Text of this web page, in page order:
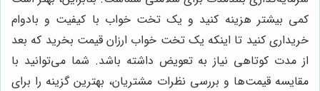
کمی بیشتر هزینه کنید و یک تخت خواب با کیفیت و بادوام
خریداری کنید تا اینکه یک تخت خواب ارزان قیمت بخرید که بعد
از مدت کوتاهی نیاز به تعویض داشته باشد. شما می‌توانید با
مقایسه قیمت‌ها و بررسی نظرات مشتریان، بهترین گزینه را برای